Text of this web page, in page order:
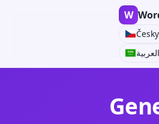
W
Česky
العربية